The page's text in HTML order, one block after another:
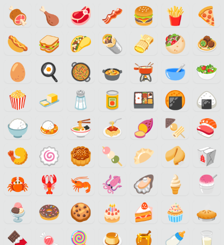
🍖 🍗 🥩 🥓 🍔 🍟 🍕
🌭 🥪 🌮 🌯 🫔 🥙 🧆
🥚
🍳 🥘 🍲 🫕 🥣 🥗
🍿 🧈 🧂 🥫 🍱 🍘 🍙
🍚 🍛 🍜 🍝 🍠 🍢 🍣
🍤 🍥 🥮 🍡 🥟 🥠 🥡
🦀 🦞 🦐 🦑 🦪 🍦
🍧
🍨 🍩 🍪 🎂 🍰 🧁 🥧
🍫 🍬 🍭 🍮 🍯 🍼
🥛